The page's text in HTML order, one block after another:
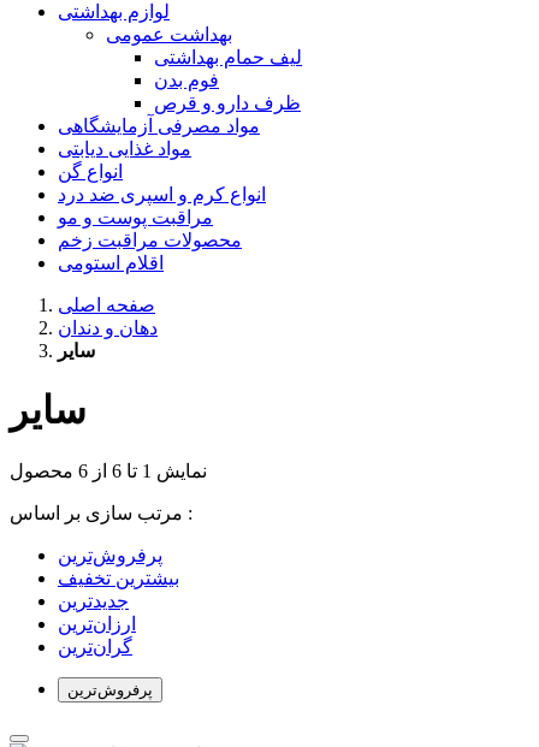
لوازم بهداشتی
بهداشت عمومی
لیف حمام بهداشتی
فوم بدن
ظرف دارو و قرص
مواد مصرفی آزمایشگاهی
مواد غذایی دیابتی
انواع گن
انواع کرم و اسپری ضد درد
مراقبت پوست و مو
محصولات مراقبت زخم
اقلام استومی
صفحه اصلی
دهان و دندان
سایر
سایر
نمایش 1 تا 6 از 6 محصول
مرتب سازی بر اساس :
بیشترین تخفیف
جدیدترین
ارزان‌ترین
گران‌ترین
پرفروش‌ترین‌